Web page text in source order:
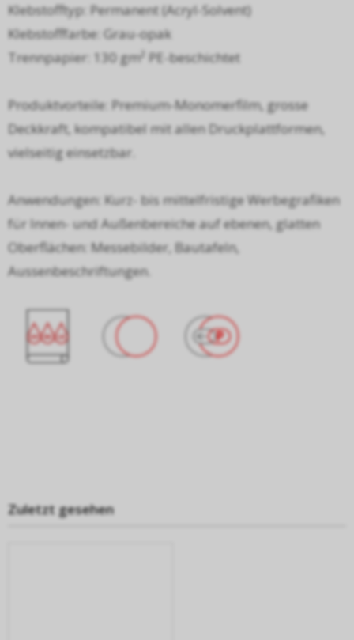
Klebstofftyp: Permanent (Acryl-Solvent)
Klebstofffarbe: Grau-opak
Trennpapier: 130 gm² PE-beschichtet
Produktvorteile: Premium-Monomerfilm, grosse
Deckkraft, kompatibel mit allen Druckplattformen,
vielseitig einsetzbar.
Anwendungen: Kurz- bis mittelfristige Werbegrafiken
für Innen- und Außenbereiche auf ebenen, glatten
Oberflächen: Messebilder, Bautafeln,
Aussenbeschriftungen.
Zuletzt gesehen